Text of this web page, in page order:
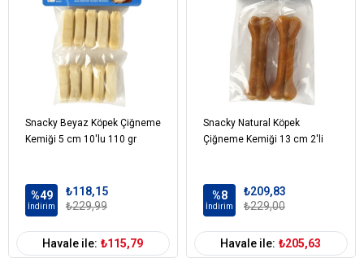
Köpek Maması
Tahıl Oranı
Tahılsız
Köpek Özel
Gereksinim
Ağız ve Diş Sağlığı
Köpek Irk
Tüm Irklara Uygun
Köpek Maması
İçerik
Tavuk
Köpek Irk
Özelliği
Snacky Beyaz Köpek Çiğneme
Kemiği 5 cm 10'lu 110 gr
%49
İndirim
₺118,15
₺229,99
Havale ile: ₺115,79
Snacky Natural Köpek
Çiğneme Kemiği 13 cm 2'li
%8
İndirim
₺209,83
₺229,00
Havale ile: ₺205,63